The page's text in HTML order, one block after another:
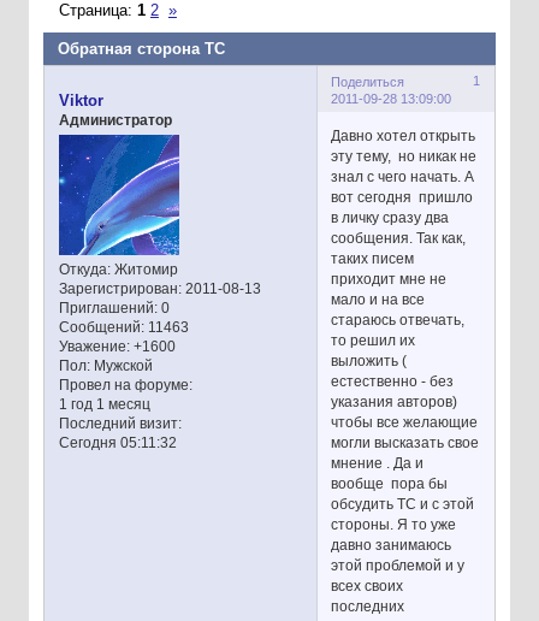
Обратная сторона ТС
Страница: 1 2 »
Поделиться
1
2011-09-28 13:09:00
Viktor
Администратор
Откуда:Житомир
Зарегистрирован: 2011-08-13
Приглашений:0
Сообщений:11463
Уважение: +1600
Пол:Мужской
Провел на форуме:
1 год 1 месяц
Последний визит:
Сегодня 05:11:32
Давно хотел открыть
эту тему, но никак не
знал с чего начать. А
вот сегодня пришло
в личку сразу два
сообщения. Так как,
таких писем
приходит мне не
мало и на все
стараюсь отвечать,
то решил их
выложить (
естественно - без
указания авторов)
чтобы все желающие
могли высказать свое
мнение . Да и
вообще пора бы
обсудить ТС и с этой
стороны. Я то уже
давно занимаюсь
этой проблемой и у
всех своих
последних